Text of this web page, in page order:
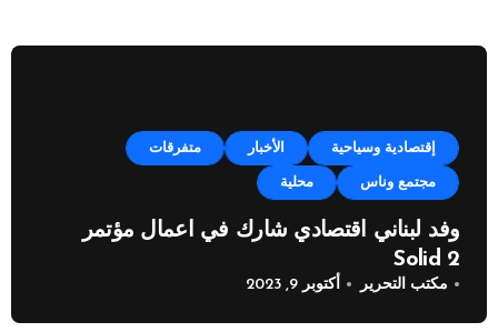
إقتصادية وسياحية الأخبار متفرقات
مجتمع وناس محلية
وفد لبناني اقتصادي شارك في اعمال مؤتمر
Solid 2
مكتب التحرير أكتوبر 9, 2023